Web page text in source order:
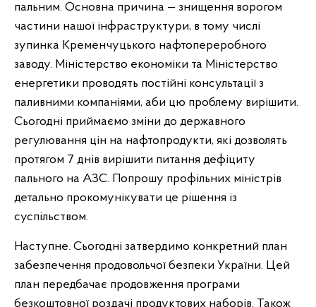
пальним. Основна причина — знищення ворогом
частини нашої інфраструктури, в тому числі
зупинка Кременчуцького нафтопереробного
заводу. Міністерство економіки та Міністерство
енергетики проводять постійні консультації з
паливними компаніями, аби цю проблему вирішити.
Сьогодні приймаємо зміни до державного
регулювання цін на нафтопродукти, які дозволять
протягом 7 днів вирішити питання дефіциту
пального на АЗС. Попрошу профільних міністрів
детально прокомунікувати це рішення із
суспільством.
Наступне. Сьогодні затвердимо конкретний план
забезпечення продовольчої безпеки України. Цей
план передбачає продовження програми
безкоштовної роздачі продуктових наборів. Також